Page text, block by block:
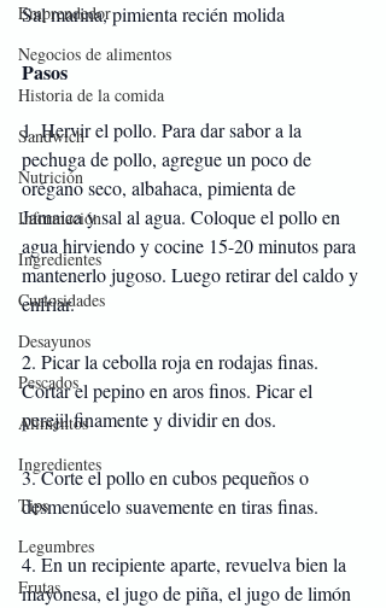
Emprendedor
Negocios de alimentos
Historia de la comida
Sandwich
Nutrición
Información
Ingredientes
Curiosidades
Desayunos
Pescados
Alimentos
Ingredientes
Tips
Legumbres
Frutas
Sal marina, pimienta recién molida
Pasos
1. Hervir el pollo. Para dar sabor a la
pechuga de pollo, agregue un poco de
orégano seco, albahaca, pimienta de
Jamaica y sal al agua. Coloque el pollo en
agua hirviendo y cocine 15-20 minutos para
mantenerlo jugoso. Luego retirar del caldo y
enfriar.
2. Picar la cebolla roja en rodajas finas.
Cortar el pepino en aros finos. Picar el
perejil finamente y dividir en dos.
3. Corte el pollo en cubos pequeños o
desmenúcelo suavemente en tiras finas.
4. En un recipiente aparte, revuelva bien la
mayonesa, el jugo de piña, el jugo de limón